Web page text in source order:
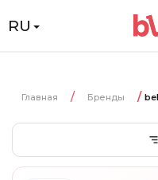
RU
Главная Бренды